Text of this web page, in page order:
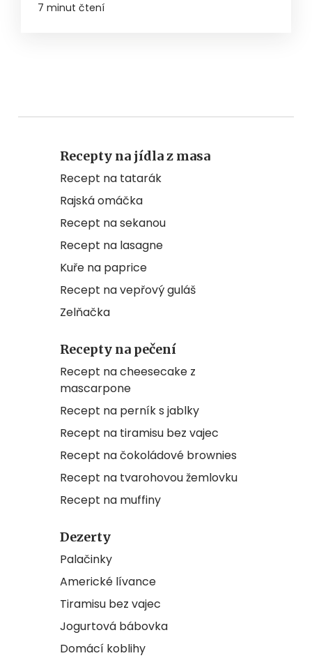
7 minut čtení
Recepty na jídla z masa
Recept na tatarák
Rajská omáčka
Recept na sekanou
Recept na lasagne
Kuře na paprice
Recept na vepřový guláš
Zelňačka
Recepty na pečení
Recept na cheesecake z
mascarpone
Recept na perník s jablky
Recept na tiramisu bez vajec
Recept na čokoládové brownies
Recept na tvarohovou žemlovku
Recept na muffiny
Dezerty
Palačinky
Americké lívance
Tiramisu bez vajec
Jogurtová bábovka
Domácí koblihy